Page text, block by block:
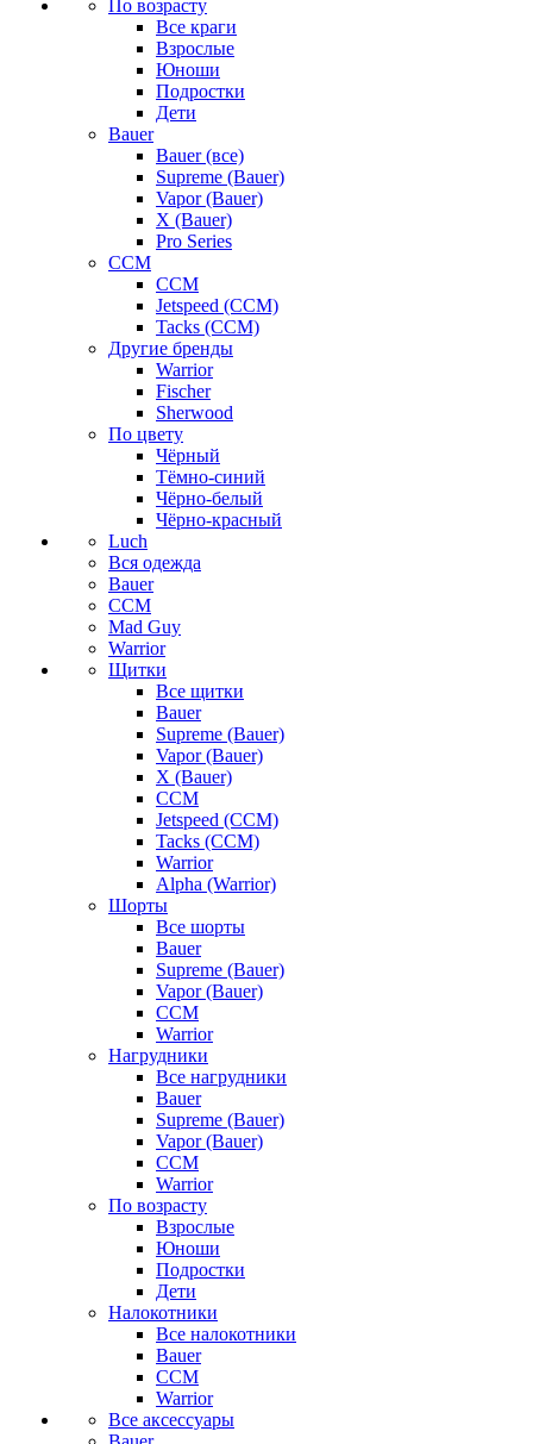
По возрасту
Все краги
Взрослые
Юноши
Подростки
Дети
Bauer
Bauer (все)
Supreme (Bauer)
Vapor (Bauer)
X (Bauer)
Pro Series
CCM
CCM
Jetspeed (CCM)
Tacks (CCM)
Другие бренды
Warrior
Fischer
Sherwood
По цвету
Чёрный
Тёмно-синий
Чёрно-белый
Чёрно-красный
Luch
Вся одежда
Bauer
CCM
Mad Guy
Warrior
Щитки
Все щитки
Bauer
Supreme (Bauer)
Vapor (Bauer)
X (Bauer)
CCM
Jetspeed (CCM)
Tacks (CCM)
Warrior
Alpha (Warrior)
Шорты
Все шорты
Bauer
Supreme (Bauer)
Vapor (Bauer)
CCM
Warrior
Нагрудники
Все нагрудники
Bauer
Supreme (Bauer)
Vapor (Bauer)
CCM
Warrior
По возрасту
Взрослые
Юноши
Подростки
Дети
Налокотники
Все налокотники
Bauer
CCM
Warrior
Все аксессуары